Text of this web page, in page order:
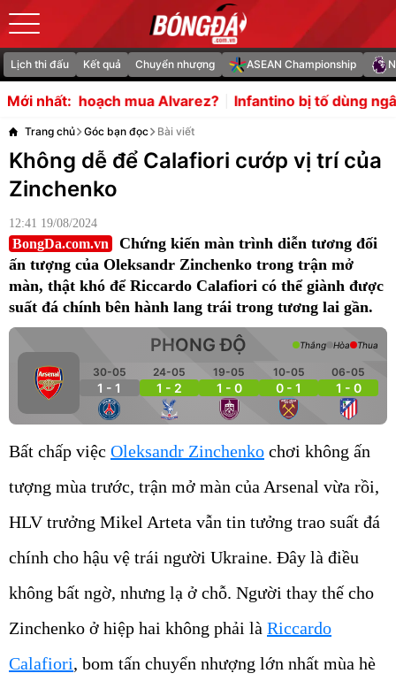
Lịch thi đấu Kết quả Chuyển nhượng ASEAN Championship
Mới nhất:
Alvarez? Infantino bị tố dùng ngân sách UEFA bao
Trang chủ Góc bạn đọc Bài viết
Không dễ để Calafiori cướp vị trí của
Zinchenko
12:41 19/08/2024
BongDa.com.vn
Chứng kiến màn trình diễn tương đối
ấn tượng của Oleksandr Zinchenko trong trận mở
màn, thật khó để Riccardo Calafiori có thể giành được
suất đá chính bên hành lang trái trong tương lai gần.
PHONG ĐỘ
30-05
1 - 1
24-05
1 - 2
19-05
1 - 0
10-05
0 - 1
06-05
1 - 0
Thắng Hòa Thua
Bất chấp việc Oleksandr Zinchenko chơi không ấn
tượng mùa trước, trận mở màn của Arsenal vừa rồi,
HLV trưởng Mikel Arteta vẫn tin tưởng trao suất đá
chính cho hậu vệ trái người Ukraine. Đây là điều
không bất ngờ, nhưng lạ ở chỗ. Người thay thế cho
Zinchenko ở hiệp hai không phải là Riccardo
Calafiori, bom tấn chuyển nhượng lớn nhất mùa hè